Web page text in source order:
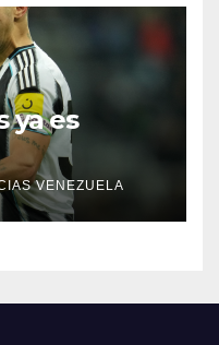
ya es
VENEZUELA